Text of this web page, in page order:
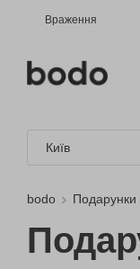
Враження
Київ
bodo Подарунки